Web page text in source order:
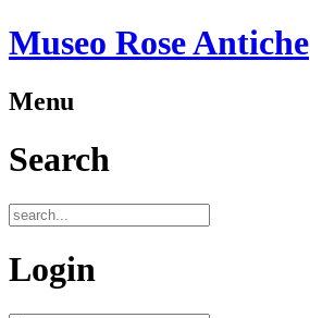
Museo Rose Antiche
Menu
Search
Login